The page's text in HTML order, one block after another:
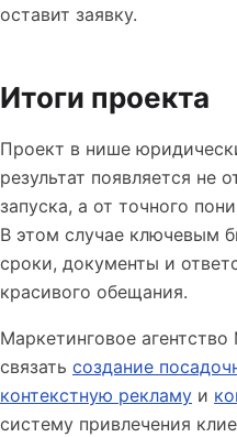
оставит заявку.
Итоги проекта
Проект в нише
результат появляется не
запуска, а от точного
В этом случае ключевым
сроки, документы и
красивого обещания.
Маркетинговое
связать создание
контекстную рекламу и
систему привлечения